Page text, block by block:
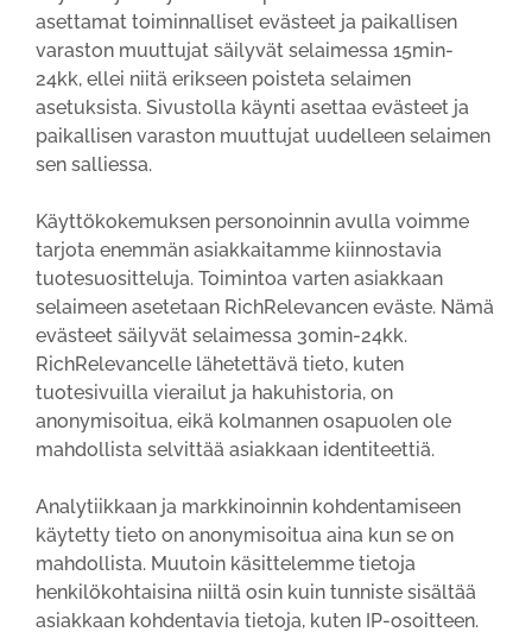
asettamat toiminnalliset evästeet ja paikallisen
varaston muuttujat säilyvät selaimessa 15min-
24kk, ellei niitä erikseen poisteta selaimen
asetuksista. Sivustolla käynti asettaa evästeet ja
paikallisen varaston muuttujat uudelleen selaimen
sen salliessa.
Käyttökokemuksen personoinnin avulla voimme
tarjota enemmän asiakkaitamme kiinnostavia
tuotesuositteluja. Toimintoa varten asiakkaan
selaimeen asetetaan RichRelevancen eväste. Nämä
evästeet säilyvät selaimessa 30min-24kk.
RichRelevancelle lähetettävä tieto, kuten
tuotesivuilla vierailut ja hakuhistoria, on
anonymisoitua, eikä kolmannen osapuolen ole
mahdollista selvittää asiakkaan identiteettiä.
Analytiikkaan ja markkinoinnin kohdentamiseen
käytetty tieto on anonymisoitua aina kun se on
mahdollista. Muutoin käsittelemme tietoja
henkilökohtaisina niiltä osin kuin tunniste sisältää
asiakkaan kohdentavia tietoja, kuten IP-osoitteen.